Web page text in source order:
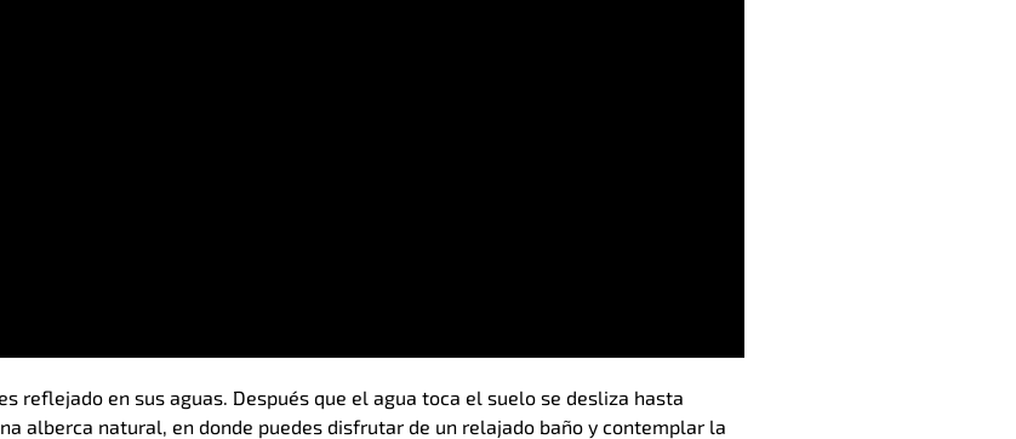
reflejado en sus aguas. Después que el agua toca el suelo se desliza hasta
alberca natural, en donde puedes disfrutar de un relajado baño y contemplar la